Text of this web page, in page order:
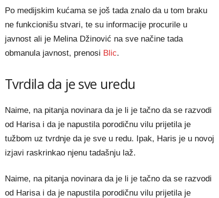
Po medijskim kućama se još tada znalo da u tom braku
ne funkcionišu stvari, te su informacije procurile u
javnost ali je Melina Džinović na sve načine tada
obmanula javnost, prenosi Blic.
Tvrdila da je sve uredu
Naime, na pitanja novinara da je li je tačno da se razvodi
od Harisa i da je napustila porodičnu vilu prijetila je
tužbom uz tvrdnje da je sve u redu. Ipak, Haris je u novoj
izjavi raskrinkao njenu tadašnju laž.
Naime, na pitanja novinara da je li je tačno da se razvodi
od Harisa i da je napustila porodičnu vilu prijetila je